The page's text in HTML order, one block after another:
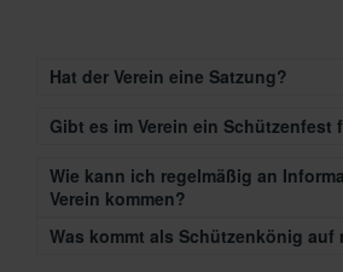
Hat der Verein eine Satzung?
Gibt es im Verein ein Schützenfest
Wie kann ich regelmäßig an
Verein kommen?
Was kommt als Schützenkönig auf